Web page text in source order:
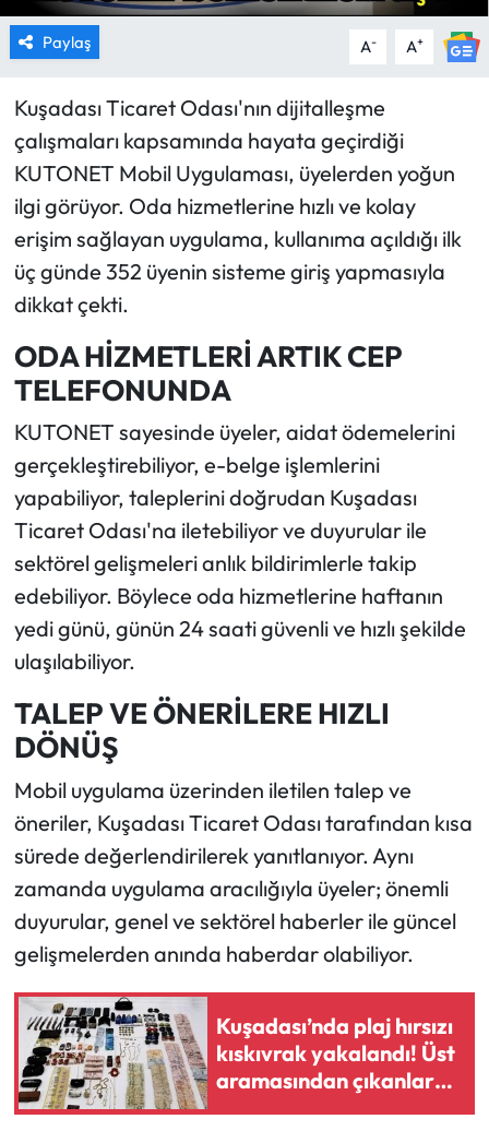
Paylaş A- A+
Kuşadası Ticaret Odası'nın dijitalleşme
çalışmaları kapsamında hayata geçirdiği
KUTONET Mobil Uygulaması, üyelerden yoğun
ilgi görüyor. Oda hizmetlerine hızlı ve kolay
erişim sağlayan uygulama, kullanıma açıldığı ilk
üç günde 352 üyenin sisteme giriş yapmasıyla
dikkat çekti.
ODA HİZMETLERİ ARTIK CEP
TELEFONUNDA
KUTONET sayesinde üyeler, aidat ödemelerini
gerçekleştirebiliyor, e-belge işlemlerini
yapabiliyor, taleplerini doğrudan Kuşadası
Ticaret Odası'na iletebiliyor ve duyurular ile
sektörel gelişmeleri anlık bildirimlerle takip
edebiliyor. Böylece oda hizmetlerine haftanın
yedi günü, günün 24 saati güvenli ve hızlı şekilde
ulaşılabiliyor.
TALEP VE ÖNERİLERE HIZLI
DÖNÜŞ
Mobil uygulama üzerinden iletilen talep ve
öneriler, Kuşadası Ticaret Odası tarafından kısa
sürede değerlendirilerek yanıtlanıyor. Aynı
zamanda uygulama aracılığıyla üyeler; önemli
duyurular, genel ve sektörel haberler ile güncel
gelişmelerden anında haberdar olabiliyor.
Kuşadası’nda plaj hırsızı
kıskıvrak yakalandı! Üst
aramasından çıkanlar
şok etti
RESMİ İLANLAR